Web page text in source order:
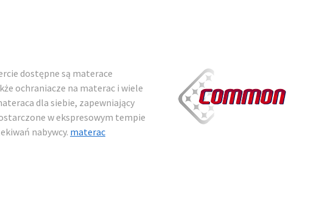
dostępne są materace
ochraniacze na materac i wiele
dla siebie, zapewniający
w ekspresowym tempie
nabywcy. materac